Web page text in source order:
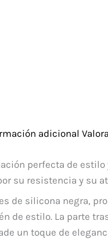
adicional
perfecta de
su resistencia y su
de silicona negra,
de estilo. La parte
un toque de